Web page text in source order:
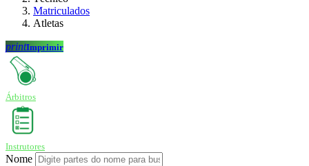
Matriculados
Atletas
printImprimir
Árbitros
Instrutores
Nome